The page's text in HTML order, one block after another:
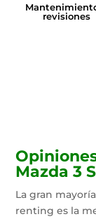
revisiones
Mazda 3
La gran
renting es la